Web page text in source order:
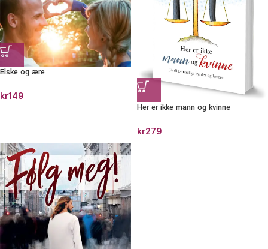
Elske og ære
kr149
Her er ikke mann og kvinne
kr279